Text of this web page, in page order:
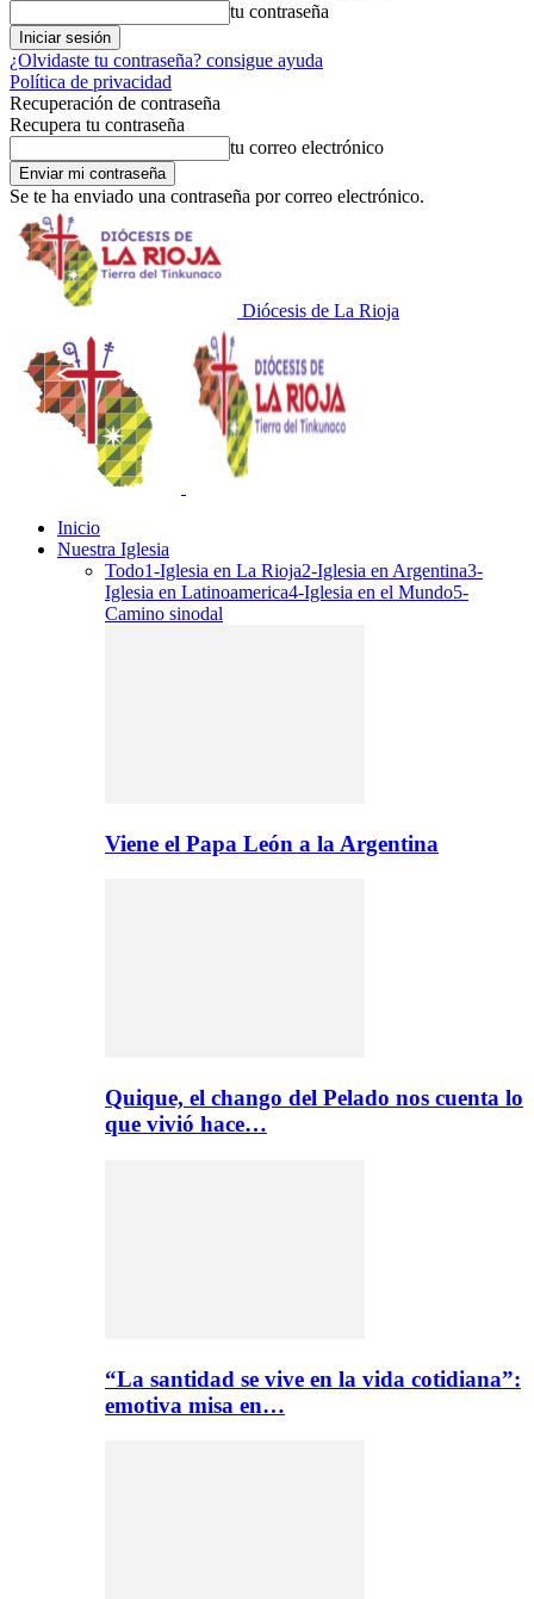
tu contraseña
¿Olvidaste tu contraseña? consigue ayuda
Política de privacidad
Recuperación de contraseña
Recupera tu contraseña
tu correo electrónico
Se te ha enviado una contraseña por correo electrónico.
Diócesis de La Rioja
Inicio
Nuestra Iglesia
Todo1-Iglesia en La Rioja2-Iglesia en Argentina3-
Iglesia en Latinoamerica4-Iglesia en el Mundo5-
Camino sinodal
Viene el Papa León a la Argentina
Quique, el chango del Pelado nos cuenta lo
que vivió hace…
“La santidad se vive en la vida cotidiana”:
emotiva misa en…